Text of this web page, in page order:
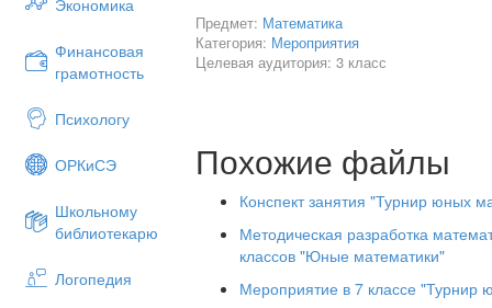
Экономика
Финансовая
грамотность
Психологу
ОРКиСЭ
Школьному
библиотекарю
Логопедия
– Но где же на кораблях капитаны?
– Ну, что, в путь…
Чтоб всё в игре прошло без заминки,
Её мы начнем, ну конечно, с разминки!
(Разминка проходит в форме
Вопросы для первой команды.
Равенство, содержащее
Предмет: Математика
Категория: Мероприятия
Целевая аудитория: 3 класс
Похожие файлы
Конспект занятия "Турнир юных
Методическая разработка
классов "Юные математики"
Мероприятие в 7 классе "Турнир